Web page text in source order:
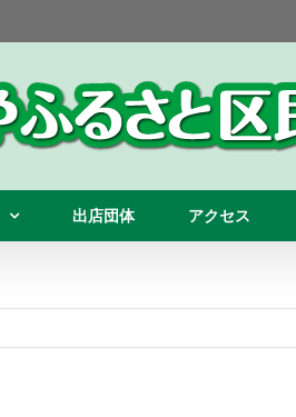
出店団体 アクセス